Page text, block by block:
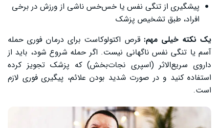
پیشگیری از تنگی نفس یا خس‌خس ناشی از ورزش در برخی
افراد، طبق تشخیص پزشک
یک نکته خیلی مهم: قرص اکتولوکاست برای درمان فوری حمله
آسم یا تنگی نفس ناگهانی نیست. اگر حمله شروع شود، باید از
داروی سریع‌الاثر (اسپری نجات‌بخش) که پزشک تجویز کرده
استفاده کنید و در صورت شدید بودن علائم، پیگیری فوری لازم
است.